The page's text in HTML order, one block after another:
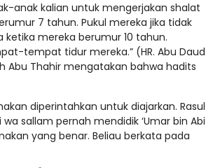
anak kalian untuk mengerjakan shalat
7 tahun. Pukul mereka jika tidak
ketika mereka berumur 10 tahun.
tempat tidur mereka.” (HR. Abu Daud
Abu Thahir mengatakan bahwa hadits
diperintahkan untuk diajarkan. Rasul
wa sallam pernah mendidik ‘Umar bin Abi
yang benar. Beliau berkata pada